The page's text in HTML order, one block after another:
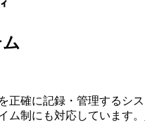
正確に記録・管理するシ
ム制にも対応しています